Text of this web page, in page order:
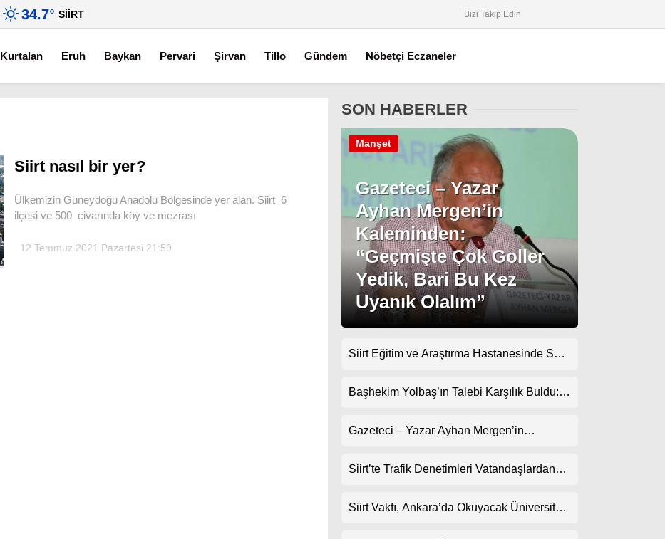
Gündem
Spor
Magazin
34.7° SIIRT Bizi Takip Edin
Kurtalan Eruh Baykan Pervari Şirvan Tillo Gündem Nöbetçi Eczaneler
Siirt nasıl bir yer?
Ülkemizin Güneydoğu Anadolu Bölgesinde yer alan. Siirt 6
ilçesi ve 500 civarında köy ve mezrası
12 Temmuz 2021 Pazartesi 21:59
SON HABERLER
Gazeteci – Yazar
Ayhan Mergen’in
Kaleminden:
“Geçmişte Çok Goller
Yedik, Bari Bu Kez
Uyanık Olalım”
Manşet
Siirt Eğitim ve Araştırma Hastanesinde Son
Randevularda Bekleme Süresi Kısaldı
Başhekim Yolbaş’ın Talebi Karşılık Buldu:
Gazeteci – Yazar Ayhan Mergen’in
Kuralları”
Siirt’te Trafik Denetimleri Vatandaşlardan
Siirt Vakfı, Ankara’da Okuyacak Üniversite